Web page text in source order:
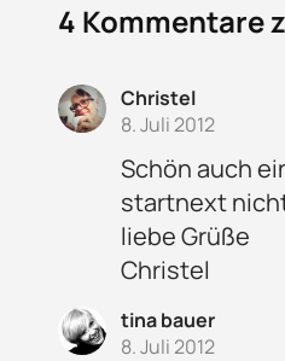
4 Kommentare
Christel
8. Juli 2012
Schön auch
startnext
liebe Grüße
Christel
tina bauer
8. Juli 2012